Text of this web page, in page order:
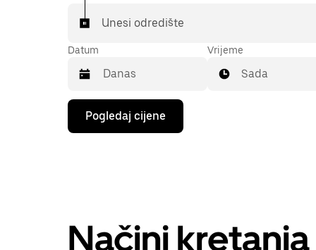
Unesi odredište
Datum
Pritisni
tipku
sa
kalendarom
odaberi
Vrijeme
Sada
Pogledaj cijene
Načini